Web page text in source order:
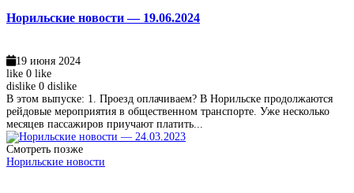
Норильские новости — 19.06.2024
19 июня 2024
like 0 like
dislike 0 dislike
В этом выпуске: 1. Проезд оплачиваем? В Норильске продолжаются
рейдовые мероприятия в общественном транспорте. Уже несколько
месяцев пассажиров приучают платить...
Смотреть позже
Норильские новости